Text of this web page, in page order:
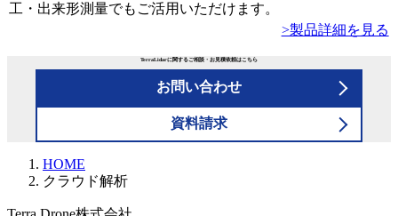
工・出来形測量でもご活用いただけます。
>製品詳細を見る
TerraLidarに関するご相談・お見積依頼はこちら
お問い合わせ
資料請求
HOME
クラウド解析